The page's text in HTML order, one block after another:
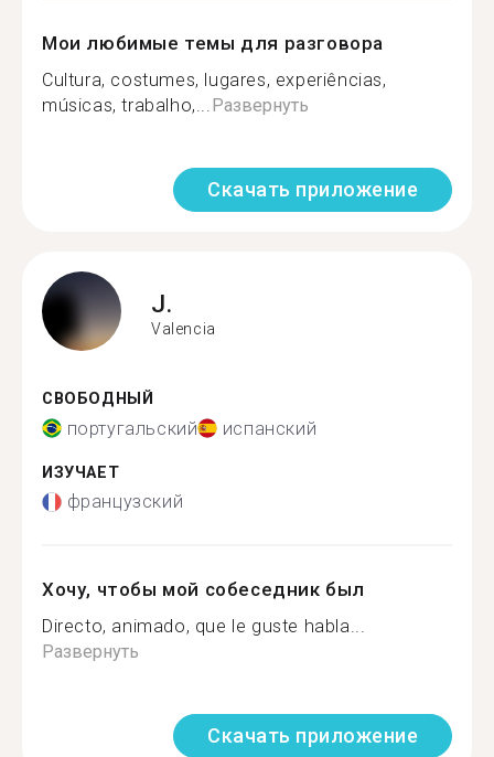
Мои любимые темы для разговора
Cultura, costumes, lugares, experiências,
músicas, trabalho,...Развернуть
Скачать приложение
J.
Valencia
СВОБОДНЫЙ
португальский испанский
ИЗУЧАЕТ
французский
Хочу, чтобы мой собеседник был
Directo, animado, que le guste habla...
Развернуть
Скачать приложение